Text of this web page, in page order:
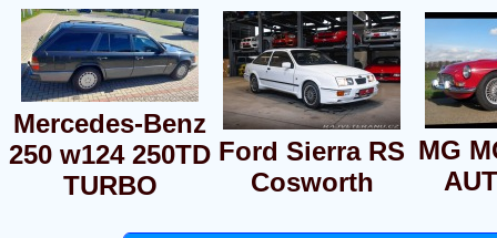
Mercedes-Benz
250 w124 250TD
TURBO
Ford Sierra RS
Cosworth
MG